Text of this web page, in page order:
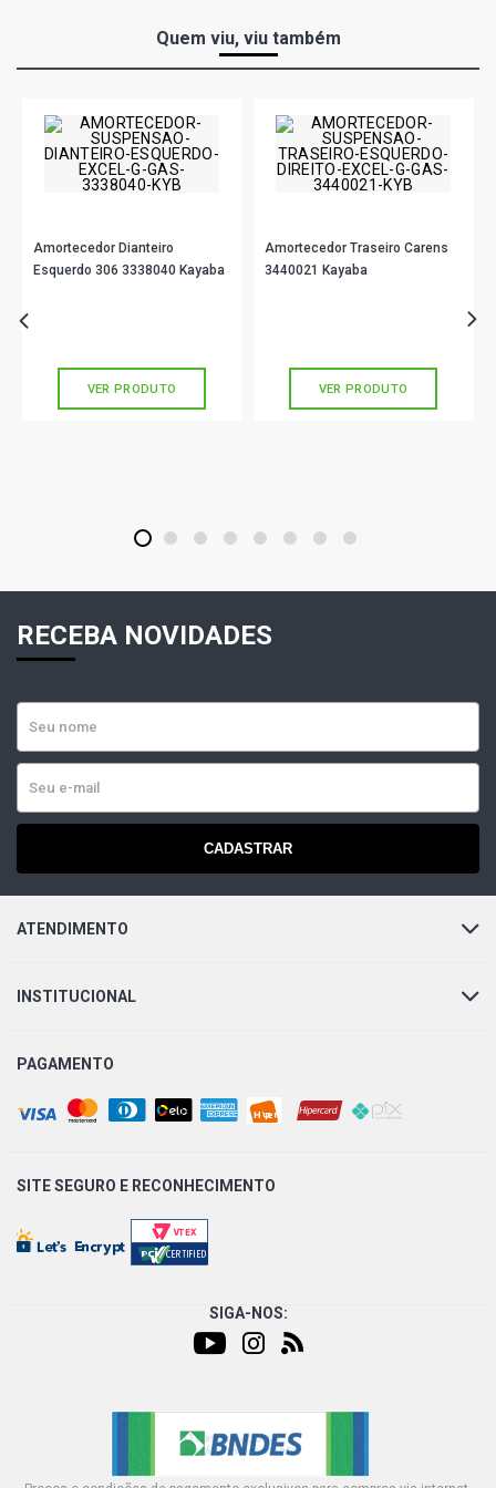
Quem viu, viu também
Amortecedor Dianteiro
Esquerdo 306 3338040 Kayaba
VER PRODUTO
Amortecedor Traseiro Carens
3440021 Kayaba
VER PRODUTO
1 2 3 4 5 6 7 8
RECEBA NOVIDADES
CADASTRAR
ATENDIMENTO
INSTITUCIONAL
PAGAMENTO
SITE SEGURO E RECONHECIMENTO
SIGA-NOS: